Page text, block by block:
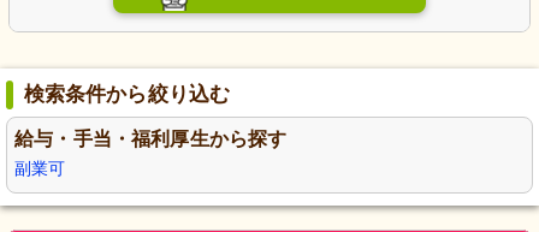
検索条件から絞り込む
給与・手当・福利厚生から探す
副業可